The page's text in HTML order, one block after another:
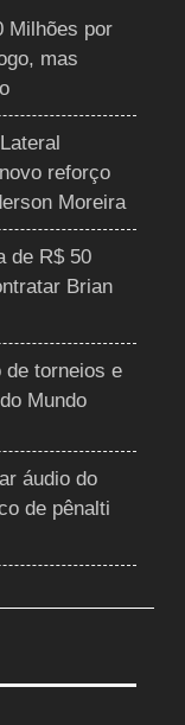
Milhões por
mas
reforço
Moreira
de R$ 50
Brian
de torneios e
Mundo
áudio do
de pênalti